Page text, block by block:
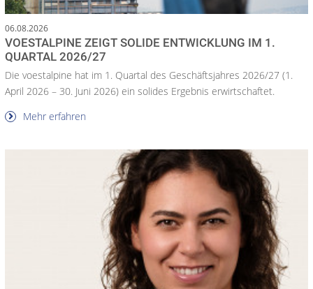
06.08.2026
VOESTALPINE ZEIGT SOLIDE ENTWICKLUNG IM 1.
QUARTAL 2026/27
Die voestalpine hat im 1. Quartal des Geschäftsjahres 2026/27 (1.
April 2026 – 30. Juni 2026) ein solides Ergebnis erwirtschaftet.
Mehr erfahren